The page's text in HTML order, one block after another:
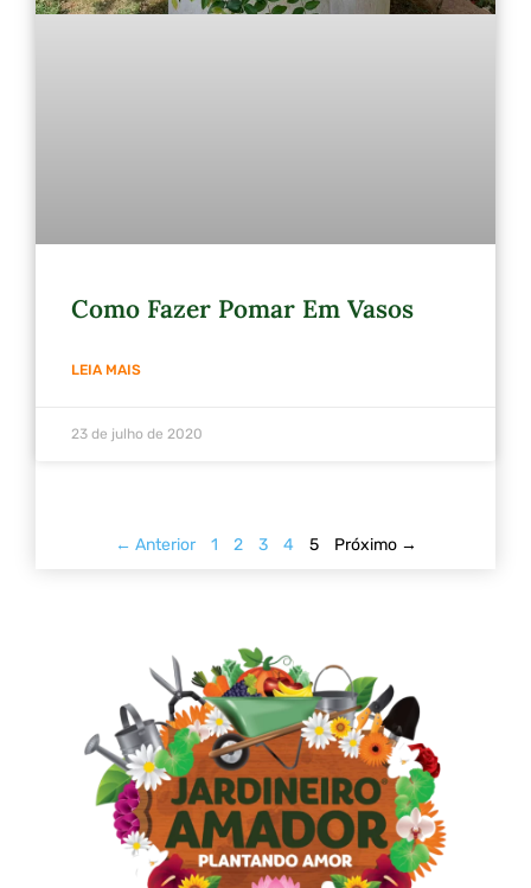
Como Fazer Pomar Em Vasos
LEIA MAIS
23 de julho de 2020
← Anterior 1 2 3 4 5 Próximo →